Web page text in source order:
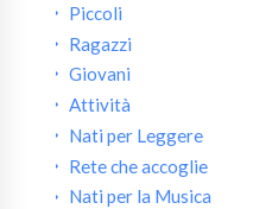
Piccoli
Ragazzi
Giovani
Attività
Nati per Leggere
Rete che accoglie
Nati per la Musica